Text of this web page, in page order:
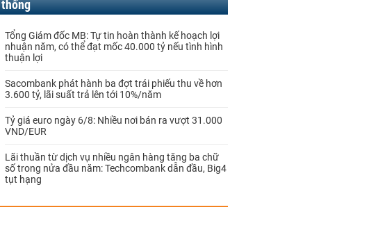
thống
Tổng Giám đốc MB: Tự tin hoàn thành kế hoạch lợi
nhuận năm, có thể đạt mốc 40.000 tỷ nếu tình hình
thuận lợi
Sacombank phát hành ba đợt trái phiếu thu về hơn
3.600 tỷ, lãi suất trả lên tới 10%/năm
Tỷ giá euro ngày 6/8: Nhiều nơi bán ra vượt 31.000
VND/EUR
Lãi thuần từ dịch vụ nhiều ngân hàng tăng ba chữ
số trong nửa đầu năm: Techcombank dẫn đầu, Big4
tụt hạng